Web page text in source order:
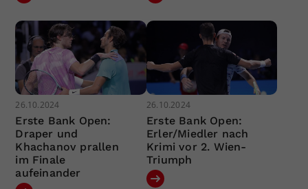
26.10.2024
Erste Bank Open:
Draper und
Khachanov prallen
im Finale
aufeinander
26.10.2024
Erste Bank Open:
Erler/Miedler nach
Krimi vor 2. Wien-
Triumph